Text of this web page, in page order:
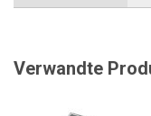
Verwandte